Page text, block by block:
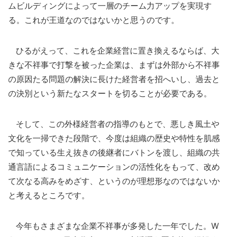
ムビルディングによって一層のチーム力アップを実現す
る。これが王道なのではないかと思うのです。
ひるがえって、これを企業経営に置き換えるならば、大
きな不祥事で打撃を被った企業は、まずは外部から不祥事
の原因たる問題の解決に長けた経営者を招へいし、過去と
の決別という新たなスタートを切ることが必要である。
そして、この外様経営者の指導のもとで、悪しき風土や
文化を一掃できた段階で、今度は組織の歴史や特性を肌感
で知っている生え抜きの後継者にバトンを渡し、組織の共
通言語によるコミュニケーションの活性化をもって、改め
て次なる高みをめざす、というのが理想形なのではないか
と考えるところです。
今年もさまざまな企業不祥事が多発した一年でした。W